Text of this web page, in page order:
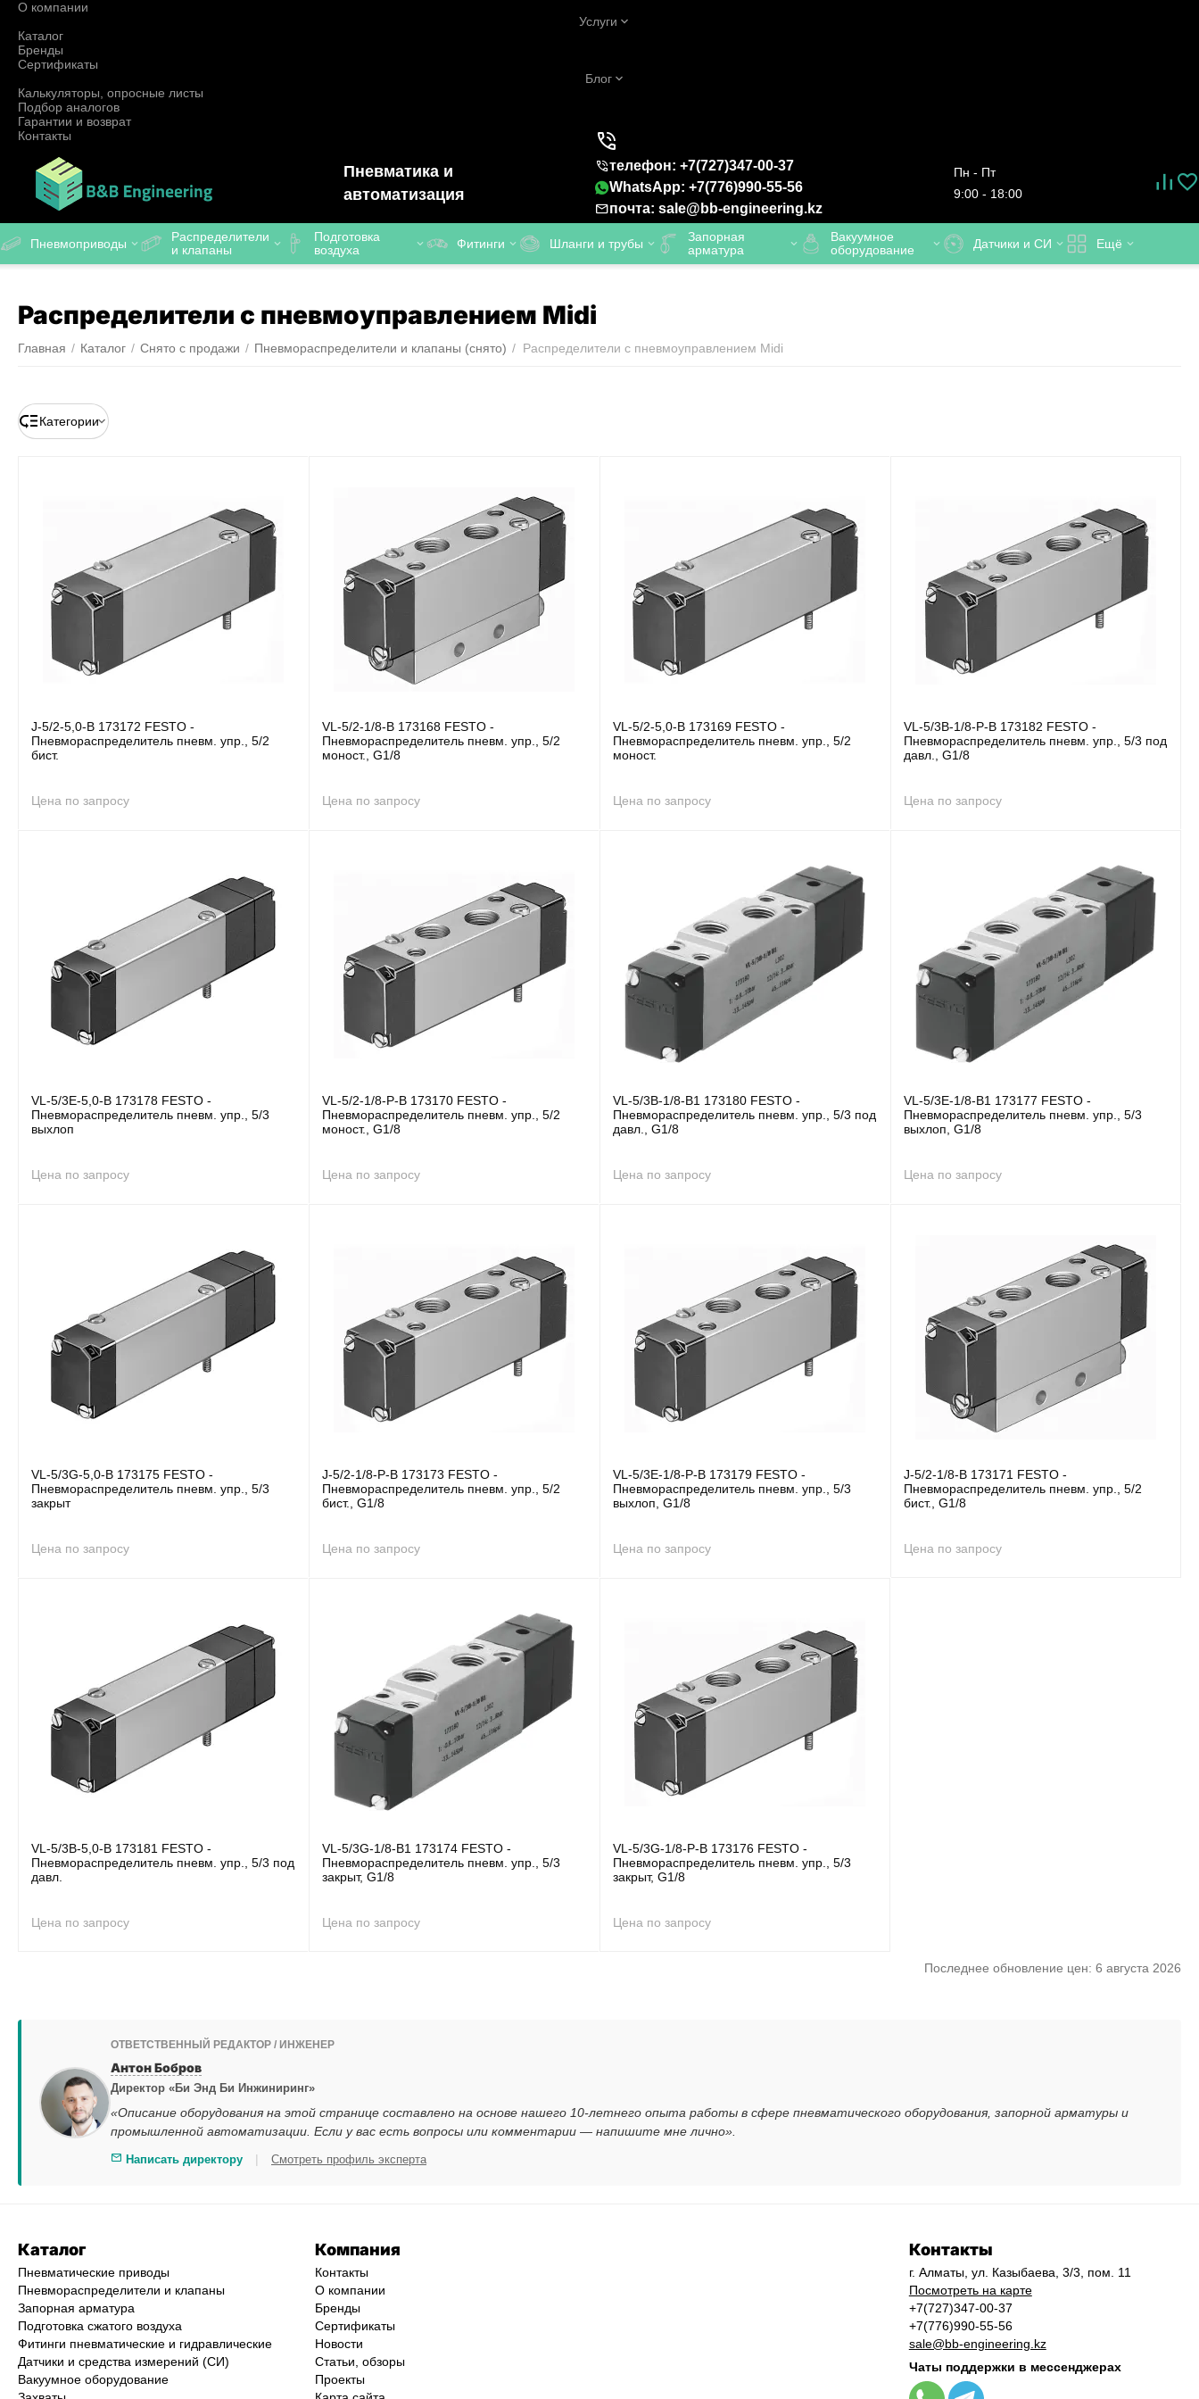
О компании
Услуги
Каталог
Бренды
Сертификаты
Блог
Калькуляторы, опросные листы
Подбор аналогов
Гарантии и возврат
Контакты
Пневматика и
автоматизация
телефон: +7(727)347-00-37
WhatsApp: +7(776)990-55-56
почта: sale@bb-engineering.kz
Пн - Пт
9:00 - 18:00
Пневмоприводы
Распределители
и клапаны
Подготовка
воздуха
Фитинги Шланги и трубы
Запорная
арматура
Вакуумное
оборудование
Датчики и СИ Ещё
Распределители с пневмоуправлением Midi
Главная / Каталог / Снято с продажи / Пневмораспределители и клапаны (снято) / Распределители с пневмоуправлением Midi
Категории
J-5/2-5,0-B 173172 FESTO -
Пневмораспределитель пневм. упр., 5/2
бист.
Цена по запросу
VL-5/2-1/8-B 173168 FESTO -
Пневмораспределитель пневм. упр., 5/2
моност., G1/8
Цена по запросу
VL-5/2-5,0-B 173169 FESTO -
Пневмораспределитель пневм. упр., 5/2
моност.
Цена по запросу
VL-5/3B-1/8-P-B 173182 FESTO -
Пневмораспределитель пневм. упр., 5/3 под
давл., G1/8
Цена по запросу
VL-5/3E-5,0-B 173178 FESTO -
Пневмораспределитель пневм. упр., 5/3
выхлоп
Цена по запросу
VL-5/2-1/8-P-B 173170 FESTO -
Пневмораспределитель пневм. упр., 5/2
моност., G1/8
Цена по запросу
VL-5/3B-1/8-B1 173180 FESTO -
Пневмораспределитель пневм. упр., 5/3 под
давл., G1/8
Цена по запросу
VL-5/3E-1/8-B1 173177 FESTO -
Пневмораспределитель пневм. упр., 5/3
выхлоп, G1/8
Цена по запросу
VL-5/3G-5,0-B 173175 FESTO -
Пневмораспределитель пневм. упр., 5/3
закрыт
Цена по запросу
J-5/2-1/8-P-B 173173 FESTO -
Пневмораспределитель пневм. упр., 5/2
бист., G1/8
Цена по запросу
VL-5/3E-1/8-P-B 173179 FESTO -
Пневмораспределитель пневм. упр., 5/3
выхлоп, G1/8
Цена по запросу
J-5/2-1/8-B 173171 FESTO -
Пневмораспределитель пневм. упр., 5/2
бист., G1/8
Цена по запросу
VL-5/3B-5,0-B 173181 FESTO -
Пневмораспределитель пневм. упр., 5/3 под
давл.
Цена по запросу
VL-5/3G-1/8-B1 173174 FESTO -
Пневмораспределитель пневм. упр., 5/3
закрыт, G1/8
Цена по запросу
VL-5/3G-1/8-P-B 173176 FESTO -
Пневмораспределитель пневм. упр., 5/3
закрыт, G1/8
Цена по запросу
Последнее обновление цен: 6 августа 2026
ОТВЕТСТВЕННЫЙ РЕДАКТОР / ИНЖЕНЕР
Антон Бобров
Директор «Би Энд Би Инжиниринг»
«Описание оборудования на этой странице составлено на основе нашего 10-летнего опыта работы в сфере пневматического оборудования, запорной арматуры и
промышленной автоматизации. Если у вас есть вопросы или комментарии — напишите мне лично».
Написать директору | Смотреть профиль эксперта
Каталог
Пневматические приводы
Пневмораспределители и клапаны
Запорная арматура
Подготовка сжатого воздуха
Фитинги пневматические и гидравлические
Датчики и средства измерений (СИ)
Вакуумное оборудование
Компания
Контакты
О компании
Бренды
Сертификаты
Новости
Статьи, обзоры
Проекты
Контакты
г. Алматы, ул. Казыбаева, 3/3, пом. 11
Посмотреть на карте
+7(727)347-00-37
+7(776)990-55-56
sale@bb-engineering.kz
Чаты поддержки в мессенджерах